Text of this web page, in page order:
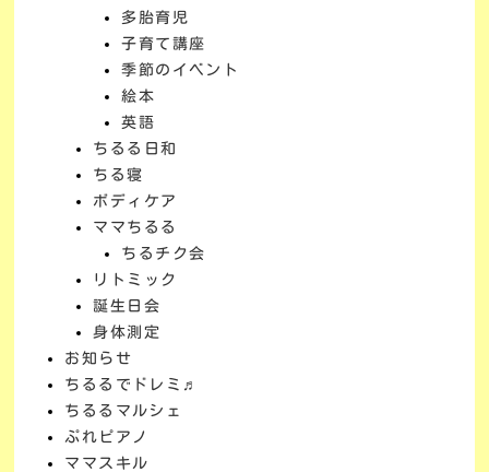
多胎育児
子育て講座
季節のイベント
絵本
英語
ちるる日和
ちる寝
ボディケア
ママちるる
ちるチク会
リトミック
誕生日会
身体測定
お知らせ
ちるるでドレミ♬
ちるるマルシェ
ぷれピアノ
ママスキル